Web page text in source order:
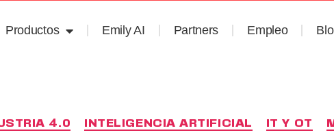
Productos Emily AI Partners Empleo
4.0 INTELIGENCIA ARTIFICIAL IT Y OT